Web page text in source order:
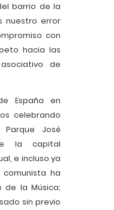
barrio de la
nuestro error
con
hacia las
de
España en
celebrando
José
la capital
e incluso ya
ha
de la Música;
sin previo